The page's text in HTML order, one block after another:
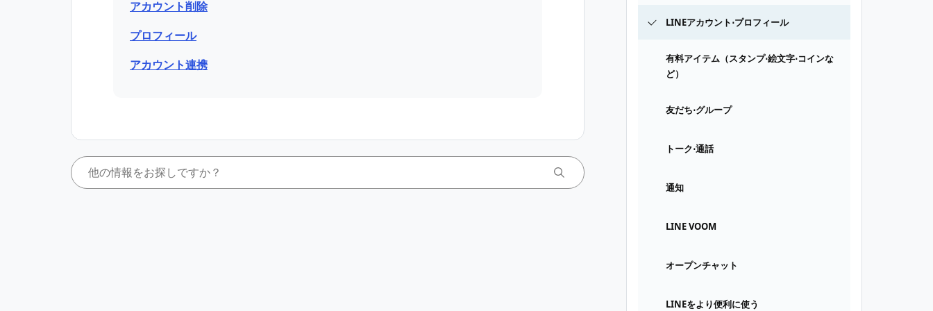
LINEアカウント⋅プロフィール
有料アイテム（スタンプ⋅絵文字⋅コインな
ど）
友だち⋅グループ
トーク⋅通話
通知
LINE VOOM
オープンチャット
LINEをより便利に使う
アカウント削除
プロフィール
アカウント連携